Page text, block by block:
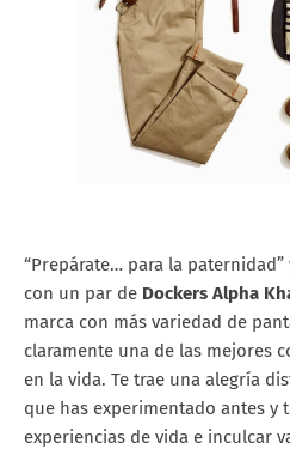
“Prepárate… para la
con un par de Dockers Alpha
marca con más variedad de
claramente una de las mejores
en la vida. Te trae una alegría
que has experimentado antes
experiencias de vida e inculcar